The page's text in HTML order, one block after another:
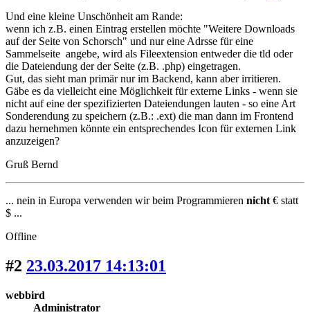
Und eine kleine Unschönheit am Rande:
wenn ich z.B. einen Eintrag erstellen möchte "Weitere Downloads
auf der Seite von Schorsch" und nur eine Adrsse für eine
Sammelseite angebe, wird als Fileextension entweder die tld oder
die Dateiendung der der Seite (z.B. .php) eingetragen.
Gut, das sieht man primär nur im Backend, kann aber irritieren.
Gäbe es da vielleicht eine Möglichkeit für externe Links - wenn sie
nicht auf eine der spezifizierten Dateiendungen lauten - so eine Art
Sonderendung zu speichern (z.B.: .ext) die man dann im Frontend
dazu hernehmen könnte ein entsprechendes Icon für externen Link
anzuzeigen?
Gruß Bernd
... nein in Europa verwenden wir beim Programmieren nicht € statt
$ ...
Offline
#2 23.03.2017 14:13:01
webbird
Administrator